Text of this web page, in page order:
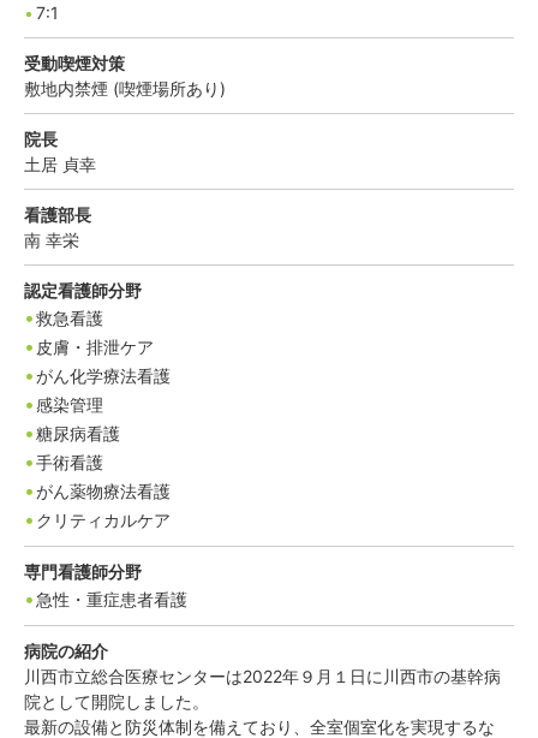
7:1
受動喫煙対策
敷地内禁煙 (喫煙場所あり)
院長
土居 貞幸
看護部長
南 幸栄
認定看護師分野
救急看護
皮膚・排泄ケア
がん化学療法看護
感染管理
糖尿病看護
手術看護
がん薬物療法看護
クリティカルケア
専門看護師分野
急性・重症患者看護
病院の紹介
川西市立総合医療センターは2022年９月１日に川西市の基幹病
院として開院しました。
最新の設備と防災体制を備えており、全室個室化を実現するな